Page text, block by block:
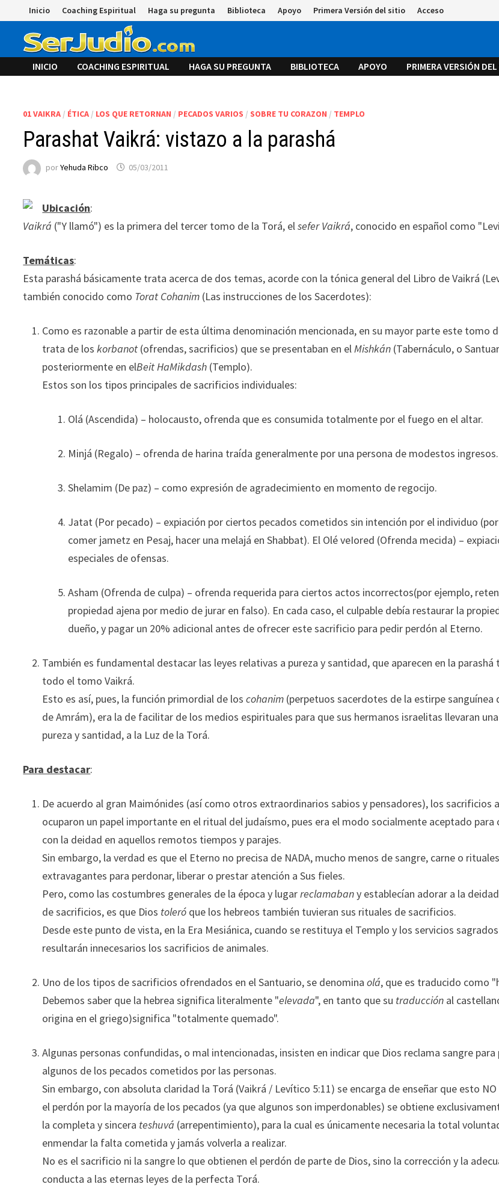
al
contenido
Inicio Coaching Espiritual Haga su pregunta Biblioteca Apoyo Primera Versión del sitio Acceso
INICIO COACHING ESPIRITUAL HAGA SU PREGUNTA BIBLIOTECA APOYO PRIMERA VERSIÓN
01 VAIKRA / ÉTICA / LOS QUE RETORNAN / PECADOS VARIOS / SOBRE TU CORAZON / TEMPLO
Parashat Vaikrá: vistazo a la parashá
porYehuda Ribco 05/03/2011
Ubicación:
Vaikrá ("Y llamó") es la primera del tercer tomo de la Torá, elsefer Vaikrá, conocido en español como
Temáticas:
Esta parashá básicamente trata acerca de dos temas, acorde con la tónica general del Libro de Vaikrá
también conocido como Torat Cohanim (Las instrucciones de los Sacerdotes):
Como es razonable a partir de esta última denominación mencionada, en su mayor parte este tomo
trata de loskorbanot (ofrendas, sacrificios) que se presentaban en elMishkán (Tabernáculo, o
posteriormente en elBeit HaMikdash (Templo).
Estos son los tipos principales de sacrificios individuales:
Olá (Ascendida) – holocausto, ofrenda que es consumida totalmente por el fuego en el altar.
Minjá (Regalo) – ofrenda de harina traída generalmente por una persona de modestos ingresos.
Shelamim (De paz) – como expresión de agradecimiento en momento de regocijo.
Jatat (Por pecado) – expiación por ciertos pecados cometidos sin intención por el individuo
comer jametz en Pesaj, hacer una melajá en Shabbat). El Olé veIored (Ofrenda mecida) –
especiales de ofensas.
Asham (Ofrenda de culpa) – ofrenda requerida para ciertos actos incorrectos(por ejemplo,
propiedad ajena por medio de jurar en falso). En cada caso, el culpable debía restaurar la
dueño, y pagar un 20% adicional antes de ofrecer este sacrificio para pedir perdón al Eterno.
También es fundamental destacar las leyes relativas a pureza y santidad, que aparecen en la parashá
todo el tomo Vaikrá.
Esto es así, pues, la función primordial de loscohanim (perpetuos sacerdotes de la estirpe sanguínea
de Amrám), era la de facilitar de los medios espirituales para que sus hermanos israelitas llevaran
pureza y santidad, a la Luz de la Torá.
Para destacar:
De acuerdo al gran Maimónides (así como otros extraordinarios sabios y pensadores), los sacrificios
ocuparon un papel importante en el ritual del judaísmo, pues era el modo socialmente aceptado para
con la deidad en aquellos remotos tiempos y parajes.
Sin embargo, la verdad es que el Eterno no precisa de NADA, mucho menos de sangre, carne o rituales
extravagantes para perdonar, liberar o prestar atención a Sus fieles.
Pero, como las costumbres generales de la época y lugarreclamabany establecían adorar a la
de sacrificios, es que Dios toleró que los hebreos también tuvieran sus rituales de sacrificios.
Desde este punto de vista, en la Era Mesiánica, cuando se restituya el Templo y los servicios
resultarán innecesarios los sacrificios de animales.
Uno de los tipos de sacrificios ofrendados en el Santuario, se denomina olá, que es traducido como
Debemos saber que la hebrea significa literalmente "elevada", en tanto que su traducción al
origina en el griego)significa "totalmente quemado".
Algunas personas confundidas, o mal intencionadas, insisten en indicar que Dios reclama sangre
algunos de los pecados cometidos por las personas.
Sin embargo, con absoluta claridad la Torá (Vaikrá / Levítico 5:11) se encarga de enseñar que esto NO
el perdón por la mayoría de los pecados (ya que algunos son imperdonables) se obtiene
la completa y sincera teshuvá (arrepentimiento), para la cual es únicamente necesaria la total
enmendar la falta cometida y jamás volverla a realizar.
No es el sacrificio ni la sangre lo que obtienen el perdón de parte de Dios, sino la corrección y la
conducta a las eternas leyes de la perfecta Torá.